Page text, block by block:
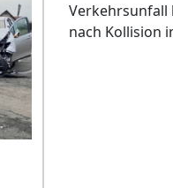
Verkehrsunfall
nach Kollision